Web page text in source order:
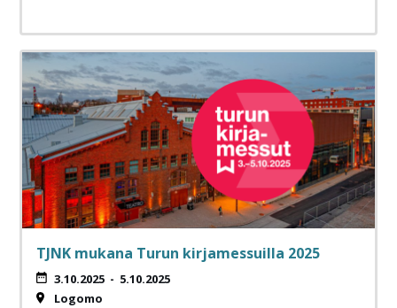
TJNK mukana Turun kirjamessuilla 2025
3.10.2025 - 5.10.2025
Logomo